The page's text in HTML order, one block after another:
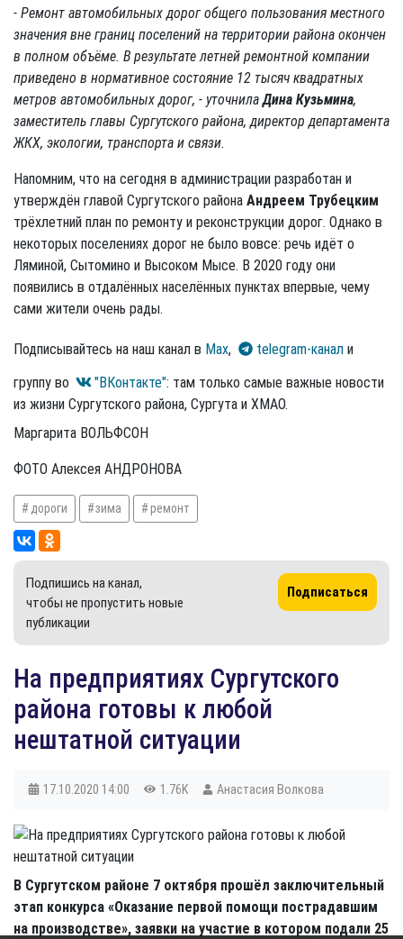
- Ремонт автомобильных дорог общего пользования местного
значения вне границ поселений на территории района окончен
в полном объёме. В результате летней ремонтной компании
приведено в нормативное состояние 12 тысяч квадратных
метров автомобильных дорог, - уточнилаДина Кузьмина,
заместитель главы Сургутского района, директор департамента
ЖКХ, экологии, транспорта и связи.
Напомним, что на сегодня в администрации разработан и
утверждён главой Сургутского района Андреем Трубецким
трёхлетний план по ремонту и реконструкции дорог. Однако в
некоторых поселениях дорог не было вовсе: речь идёт о
Ляминой, Сытомино и Высоком Мысе. В 2020 году они
появились в отдалённых населённых пунктах впервые, чему
сами жители очень рады.
Подписывайтесь на наш канал в Max, telegram-канал и
группу во
"ВКонтакте": там только самые важные новости
из жизни Сургутского района, Сургута и ХМАО.
Маргарита ВОЛЬФСОН
ФОТО Алексея АНДРОНОВА
дороги зима ремонт
Подпишись на канал,
чтобы не пропустить новые
публикации
Подписаться
На предприятиях Сургутского
района готовы к любой
нештатной ситуации
17.10.2020 14:00 1.76K Анастасия Волкова
В Сургутском районе 7 октября прошёл заключительный
этап конкурса «Оказание первой помощи пострадавшим
на производстве», заявки на участие в котором подали 25